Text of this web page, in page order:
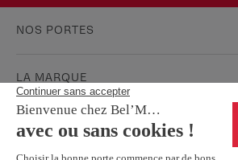
NOS PORTES
LA MARQUE
AIDE & SUPPORT
FAQ
Garanties